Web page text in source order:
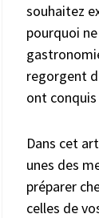
souhaitez
pourquoi
regorgent
ont
Dans cet
unes des
préparer
celles de